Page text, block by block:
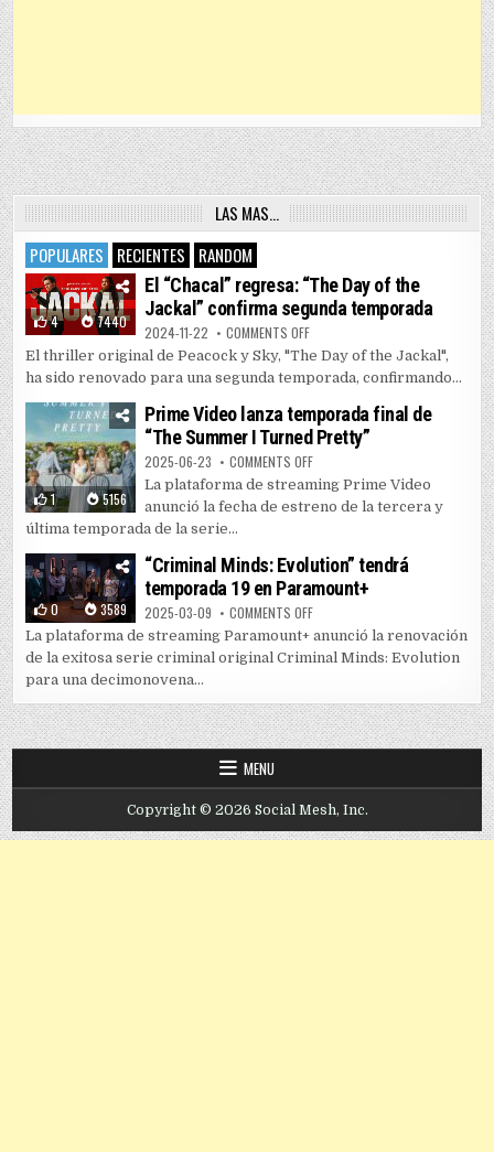
LAS MAS…
POPULARES
RECIENTES RANDOM
4 7440
El “Chacal” regresa: “The Day of the
Jackal” confirma segunda temporada
2024-11-22 COMMENTS OFFON EL “CHACAL” REGRESA: “THE
El thriller original de Peacock y Sky, "The Day of the Jackal",
ha sido renovado para una segunda temporada, confirmando...
1 5156
Prime Video lanza temporada final de
“The Summer I Turned Pretty”
2025-06-23 COMMENTS OFFON PRIME VIDEO LANZA
La plataforma de streaming Prime Video
anunció la fecha de estreno de la tercera y
última temporada de la serie...
0 3589
“Criminal Minds: Evolution” tendrá
temporada 19 en Paramount+
2025-03-09 COMMENTS OFFON “CRIMINAL MINDS:
La plataforma de streaming Paramount+ anunció la renovación
de la exitosa serie criminal original Criminal Minds: Evolution
para una decimonovena...
MENU
Copyright © 2026 Social Mesh, Inc.